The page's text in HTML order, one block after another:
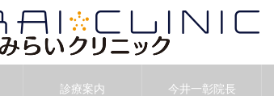
診療案内 今井一彰院長